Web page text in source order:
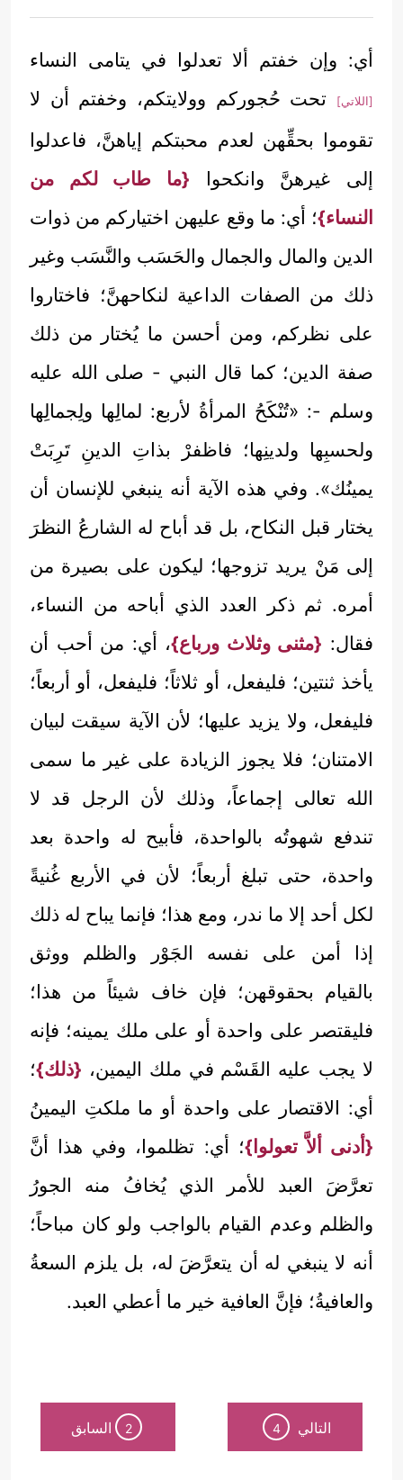
أي: وإن خفتم ألا تعدلوا في يتامى النساء
[اللاتي]
تحت حُجوركم وولايتكم، وخفتم أن لا
تقوموا بحقِّهن لعدم محبتكم إياهنَّ، فاعدلوا
إلى غيرهنَّ وانكحوا {ما طاب لكم من
النساء}؛ أي: ما وقع عليهن اختياركم من ذوات
الدين والمال والجمال والحَسَب والنَّسَب وغير
ذلك من الصفات الداعية لنكاحهنَّ؛ فاختاروا
على نظركم، ومن أحسن ما يُختار من ذلك
صفة الدين؛ كما قال النبي - صلى الله عليه
وسلم -: «تُنْكَحُ المرأةُ لأربع: لمالِها ولِجمالِها
ولحسبِها ولدينِها؛ فاظفرْ بذاتِ الدينِ تَرِبَتْ
يمينُك». وفي هذه الآية أنه ينبغي للإنسان أن
يختار قبل النكاح، بل قد أباح له الشارعُ النظرَ
إلى مَنْ يريد تزوجها؛ ليكون على بصيرة من
أمره. ثم ذكر العدد الذي أباحه من النساء،
فقال: {مثنى وثلاث ورباع}، أي: من أحب أن
يأخذ ثنتين؛ فليفعل، أو ثلاثاً؛ فليفعل، أو أربعاً؛
فليفعل، ولا يزيد عليها؛ لأن الآية سيقت لبيان
الامتنان؛ فلا يجوز الزيادة على غير ما سمى
الله تعالى إجماعاً، وذلك لأن الرجل قد لا
تندفع شهوتُه بالواحدة، فأبيح له واحدة بعد
واحدة، حتى تبلغ أربعاً؛ لأن في الأربع غُنيةً
لكل أحد إلا ما ندر، ومع هذا؛ فإنما يباح له ذلك
إذا أمن على نفسه الجَوْر والظلم ووثق
بالقيام بحقوقهن؛ فإن خاف شيئاً من هذا؛
فليقتصر على واحدة أو على ملك يمينه؛ فإنه
لا يجب عليه القَسْم في ملك اليمين، {ذلك}؛
أي: الاقتصار على واحدة أو ما ملكتِ اليمينُ
{أدنى ألاَّ تعولوا}؛ أي: تظلموا، وفي هذا أنَّ
تعرَّضَ العبد للأمر الذي يُخافُ منه الجورُ
والظلم وعدم القيام بالواجب ولو كان مباحاً؛
أنه لا ينبغي له أن يتعرَّضَ له، بل يلزم السعةُ
والعافيةُ؛ فإنَّ العافية خير ما أعطي العبد.
التالي 4
2 السابق